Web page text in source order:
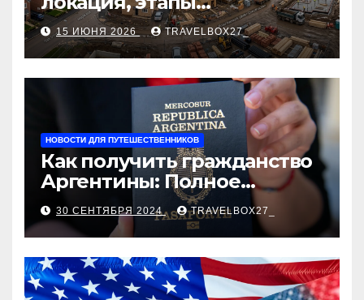
строительства, проверка
застройщика, сценарии
оформления сделки и
рыночные ориентиры
15 ИЮНЯ 2026 TRAVELBOX27_
НОВОСТИ ДЛЯ ПУТЕШЕСТВЕННИКОВ
Как получить гражданство
Аргентины: Полное
руководство
30 СЕНТЯБРЯ 2024 TRAVELBOX27_